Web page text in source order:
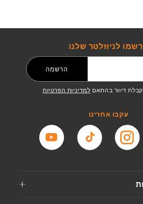
לניוזלטר שלנו
הרשמה
דיוור בהתאם למדיניות הפרטיות
עקבו אחרינו
אינסטגרם טיקטוק יוטיוב